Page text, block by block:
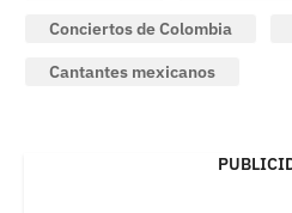
Conciertos de Colombia
Cantantes mexicanos